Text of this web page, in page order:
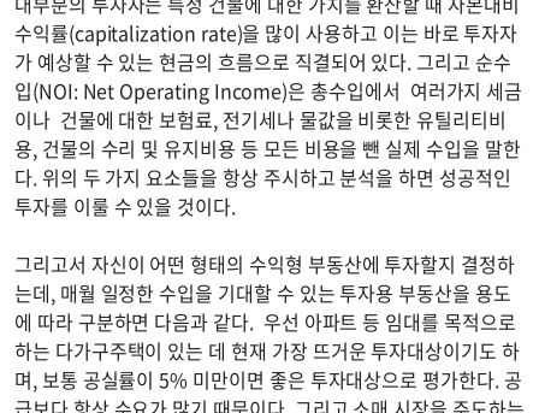
수익률(capitalization rate)을 많이 사용하고 이는 바로 투자자
가 예상할 수 있는 현금의 흐름으로 직결되어 있다. 그리고 순수
입(NOI: Net Operating Income)은 총수입에서 여러가지 세금
이나 건물에 대한 보험료, 전기세나 물값을 비롯한 유틸리티비
용, 건물의 수리 및 유지비용 등 모든 비용을 뺀 실제 수입을 말한
다. 위의 두 가지 요소들을 항상 주시하고 분석을 하면 성공적인
투자를 이룰 수 있을 것이다.
그리고서 자신이 어떤 형태의 수익형 부동산에 투자할지 결정하
는데, 매월 일정한 수입을 기대할 수 있는 투자용 부동산을 용도
에 따라 구분하면 다음과 같다. 우선 아파트 등 임대를 목적으로
하는 다가구주택이 있는 데 현재 가장 뜨거운 투자대상이기도 하
며, 보통 공실률이 5% 미만이면 좋은 투자대상으로 평가한다. 공